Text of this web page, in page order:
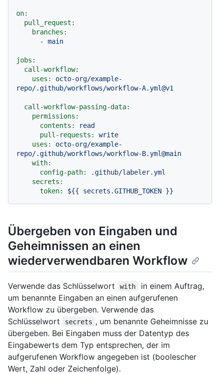
on:
pull_request:
branches:
-
main
jobs:
call-workflow:
uses:
octo-org/example-
repo/.github/workflows/workflow-A.yml@v1
call-workflow-passing-data:
permissions:
contents:
read
pull-requests:
write
uses:
octo-org/example-
repo/.github/workflows/workflow-B.yml@main
with:
config-path:
.github/labeler.yml
secrets:
token:
${{ secrets.GITHUB_TOKEN }}
Übergeben von Eingaben und
Geheimnissen an einen
wiederverwendbaren Workflow
Verwende das Schlüsselwort with
in einem Auftrag,
um benannte Eingaben an einen aufgerufenen
Workflow zu übergeben. Verwende das
Schlüsselwort
secrets , um benannte Geheimnisse zu
übergeben. Bei Eingaben muss der Datentyp des
Eingabewerts dem Typ entsprechen, der im
aufgerufenen Workflow angegeben ist (boolescher
Wert, Zahl oder Zeichenfolge).